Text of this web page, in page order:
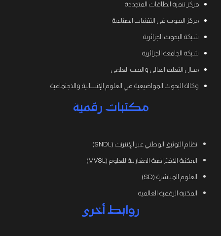
مركز تنمية الطاقات المتجددة
مركز البحوث في التقنيات الصناعية
شبكة البحوث الجزائرية
شبكة الجامعة الجزائرية
مجال التعليم العالي والبحث العلمي
وكالة البحوث المواضيعية في العلوم الإنسانية والاجتماعية
مكتبات رقمية
نظام التوثيق الوطني عبر الإنترنت (SNDL)
المكتبة الافتراضية المغاربية للعلوم (MVSL)
العلوم المباشرة (SD)
المكتبة الرقمية العالمية
روابط أخرى